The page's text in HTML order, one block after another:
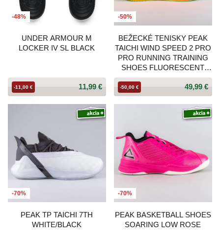
-48%
UNDER ARMOUR M
LOCKER IV SL BLACK
11,99 €
-11,00 €
-50%
BEŽECKÉ TENISKY PEAK
TAICHI WIND SPEED 2 PRO
PRO RUNNING TRAINING
SHOES FLUORESCENT
WATER RED
49,99 €
-50,00 €
-70%
PEAK TP TAICHI 7TH
WHITE/BLACK
-70%
PEAK BASKETBALL SHOES
SOARING LOW ROSE